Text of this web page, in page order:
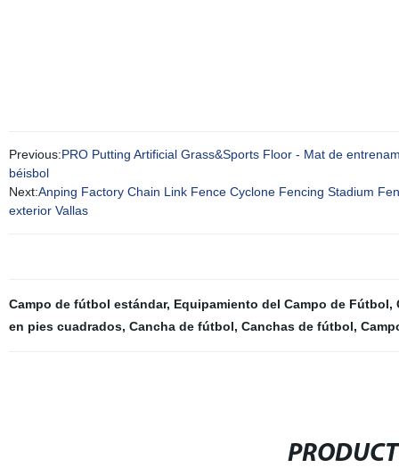
Previous:PRO Putting Artificial Grass&Sports Floor - Mat de
béisbol
Next:Anping Factory Chain Link Fence Cyclone Fencing Stadium
exterior Vallas
Campo de fútbol estándar, Equipamiento del Campo de Fútbol,
en pies cuadrados, Cancha de fútbol, Canchas de fútbol,